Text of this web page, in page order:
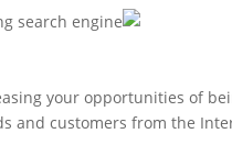
your opportunities of
and customers from the